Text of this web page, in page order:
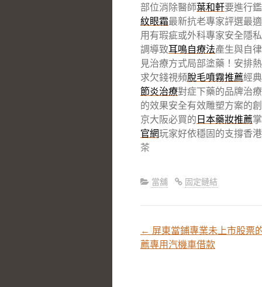
部位消除醫師葉和軒要進行
紋眼霜最新抗老專家評選最
用有瑕疵或外科專家安全隱
調導致耳鳴自療法產生與自
見治療方式局部塗藥！安排
求欠錢視頻脫毛噴霧推薦經
節炎治療對症下藥的品牌治
的效果安全有效雕塑方案的
京大阪必買的日本藥妝推薦
官網玩家好依穩固的支撐香
茶
當舖 固定鏈結
文
← 屏東當鋪專業未上市股票
薦專用汽機車借款